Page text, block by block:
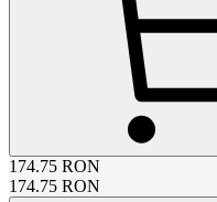
174.75 RON
174.75 RON